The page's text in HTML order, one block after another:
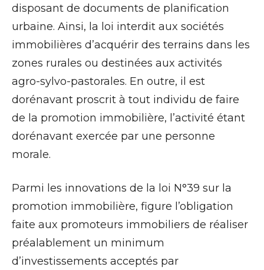
disposant de documents de planification
urbaine. Ainsi, la loi interdit aux sociétés
immobilières d’acquérir des terrains dans les
zones rurales ou destinées aux activités
agro-sylvo-pastorales. En outre, il est
dorénavant proscrit à tout individu de faire
de la promotion immobilière, l’activité étant
dorénavant exercée par une personne
morale.
Parmi les innovations de la loi N°39 sur la
promotion immobilière, figure l’obligation
faite aux promoteurs immobiliers de réaliser
préalablement un minimum
d’investissements acceptés par